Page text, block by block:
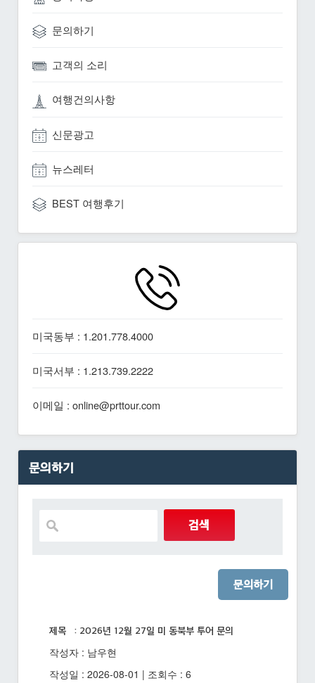
문의하기
고객의 소리
여행건의사항
신문광고
뉴스레터
BEST 여행후기
미국동부 : 1.201.778.4000
미국서부 : 1.213.739.2222
이메일 : online@prttour.com
문의하기
문의하기
제목 : 2026년 12월 27일 미 동북부 투어 문의
작성자 : 남우현
작성일 : 2026-08-01 | 조회수 : 6